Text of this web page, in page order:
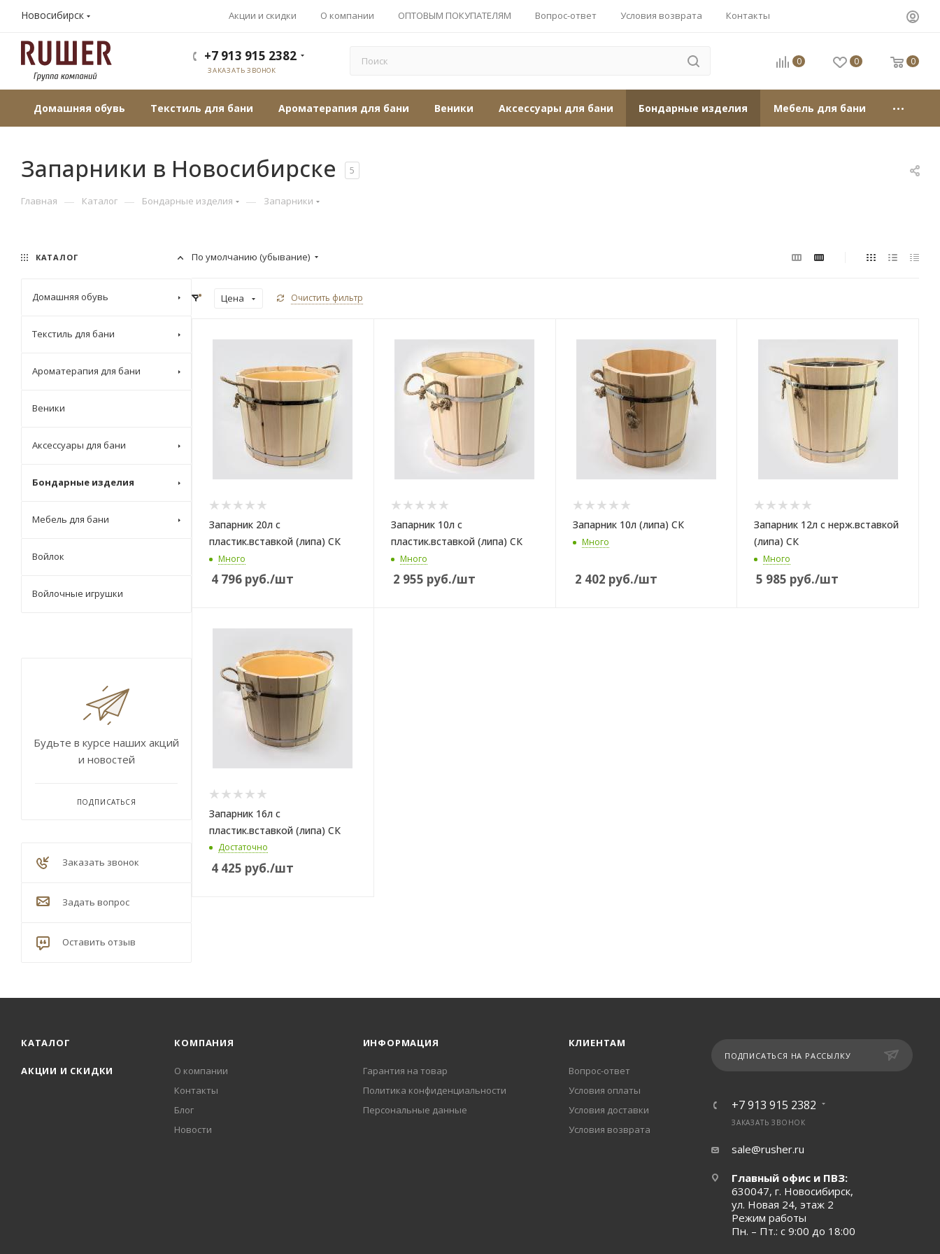
Новосибирск Акции и скидки О компании ОПТОВЫМ ПОКУПАТЕЛЯМ Вопрос-ответ Условия возврата Контакты
+7 913 915 2382
ЗАКАЗАТЬ ЗВОНОК
0 0 0
Домашняя обувь Текстиль для бани Ароматерапия для бани Веники Аксессуары для бани Бондарные изделия Мебель для бани
Запарники в Новосибирске 5
Главная — Каталог — Бондарные изделия — Запарники
По умолчанию (убывание)
Цена Очистить фильтр
Запарник 20л с
пластик.вставкой (липа) СК
Много
4 796 руб./шт
Запарник 10л с
пластик.вставкой (липа) СК
Много
2 955 руб./шт
Запарник 10л (липа) СК
Много
2 402 руб./шт
Запарник 12л с нерж.вставкой
(липа) СК
Много
5 985 руб./шт
Запарник 16л с
пластик.вставкой (липа) СК
Достаточно
4 425 руб./шт
КАТАЛОГ
Домашняя обувь
Текстиль для бани
Ароматерапия для бани
Веники
Аксессуары для бани
Бондарные изделия
Мебель для бани
Войлок
Войлочные игрушки
Будьте в курсе наших акций
и новостей
ПОДПИСАТЬСЯ
Заказать звонок
Задать вопрос
Оставить отзыв
КАТАЛОГ
АКЦИИ И СКИДКИ
КОМПАНИЯ
О компании
Контакты
Блог
Новости
ИНФОРМАЦИЯ
Гарантия на товар
Политика конфиденциальности
Персональные данные
КЛИЕНТАМ
Вопрос-ответ
Условия оплаты
Условия доставки
Условия возврата
ПОДПИСАТЬСЯ НА РАССЫЛКУ
+7 913 915 2382
ЗАКАЗАТЬ ЗВОНОК
sale@rusher.ru
Главный офис и ПВЗ:
630047, г. Новосибирск,
ул. Новая 24, этаж 2
Режим работы
Пн. – Пт.: с 9:00 до 18:00